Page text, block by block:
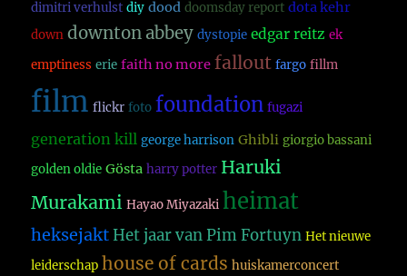
dimitri verhulst diy dood doomsday report dota kehr
down downton abbey dystopie edgar reitz ek
emptiness erie faith no more fallout fargo fillm
film flickr foto foundation fugazi
generation kill george harrison Ghibli giorgio bassani
golden oldie Gösta harry potter Haruki
Murakami Hayao Miyazaki heimat
heksejakt Het jaar van Pim Fortuyn Het nieuwe
leiderschap house of cards huiskamerconcert